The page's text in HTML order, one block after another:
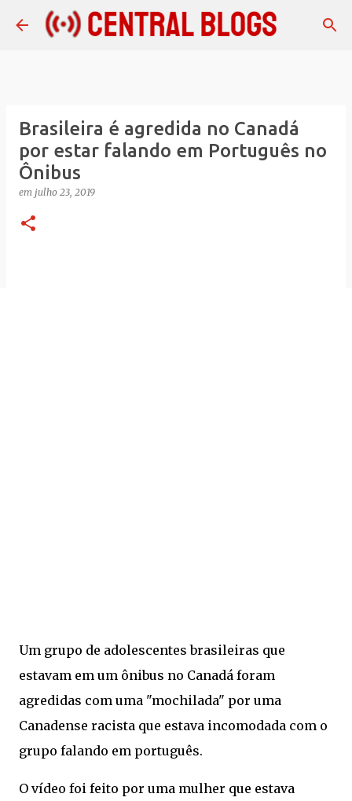
Pular para o conteúdo principal
Brasileira é agredida no Canadá
por estar falando em Português no
Ônibus
em julho 23, 2019
Um grupo de adolescentes brasileiras que
estavam em um ônibus no Canadá foram
agredidas com uma "mochilada" por uma
Canadense racista que estava incomodada com o
grupo falando em português.
O vídeo foi feito por uma mulher que estava